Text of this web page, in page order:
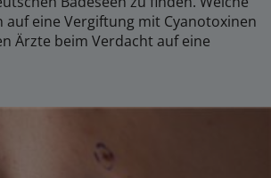
auf eine Vergiftung mit Cyanotoxinen
Ärzte beim Verdacht auf eine